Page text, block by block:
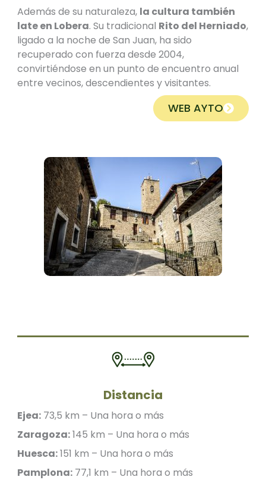
Además de su naturaleza, la cultura también
late en Lobera. Su tradicional Rito del Herniado,
ligado a la noche de San Juan, ha sido
recuperado con fuerza desde 2004,
convirtiéndose en un punto de encuentro anual
entre vecinos, descendientes y visitantes.
WEB AYTO
Distancia
Ejea: 73,5 km – Una hora o más
Zaragoza:145 km – Una hora o más
Huesca:151 km – Una hora o más
Pamplona: 77,1 km – Una hora o más